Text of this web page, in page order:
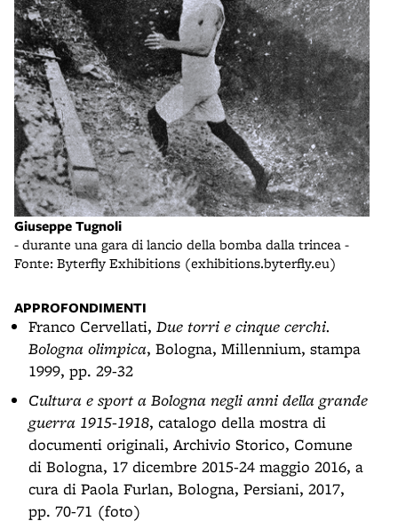
Giuseppe Tugnoli
- durante una gara di lancio della bomba dalla trincea -
Fonte: Byterfly Exhibitions (exhibitions.byterfly.eu)
APPROFONDIMENTI
Franco Cervellati, Due torri e cinque cerchi.
Bologna olimpica, Bologna, Millennium, stampa
1999, pp. 29-32
Cultura e sport a Bologna negli anni della grande
guerra 1915-1918, catalogo della mostra di
documenti originali, Archivio Storico, Comune
di Bologna, 17 dicembre 2015-24 maggio 2016, a
cura di Paola Furlan, Bologna, Persiani, 2017,
pp. 70-71 (foto)